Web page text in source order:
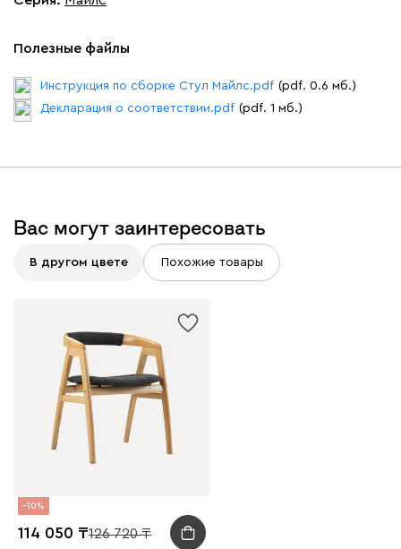
Полезные файлы
Инструкция по сборке Стул Майлс.pdf (pdf. 0.6 мб.)
Декларация о соответствии.pdf (pdf. 1 мб.)
Вас могут заинтересовать
В другом цвете Похожие товары
10
114 050 126 720